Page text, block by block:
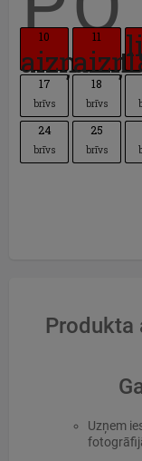
10 11
17
brīvs
18
brīvs
24
brīvs
25
brīvs
Produkta
Uzņem